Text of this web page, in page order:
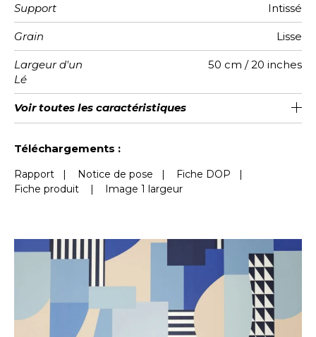
Support Intissé
Grain Lisse
Largeur d'un
Lé
50 cm / 20 inches
Hauteur 310 cm / 122 inches
Largeur
Totale
200 cm / 79 inches
Raccord Raccord droit
Nombre de
lés
4
Poids g/m² 147
Entretien Lavable
Pose colle Encollage du mur
Dépose Arrachage à sec
Norme COV A+
ASTME84 Class A
Norme
euroclass
B s1 d0
Voir toutes les caractéristiques
Téléchargements :
Rapport | Notice de pose | Fiche DOP |
Fiche produit
| Image 1 largeur